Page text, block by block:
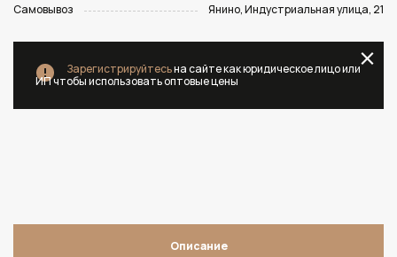
Самовывоз
Янино, Индустриальная улица, 21
Зарегистрируйтесьна сайте как юридическое лицо или
ИП чтобы использовать оптовые цены
Описание